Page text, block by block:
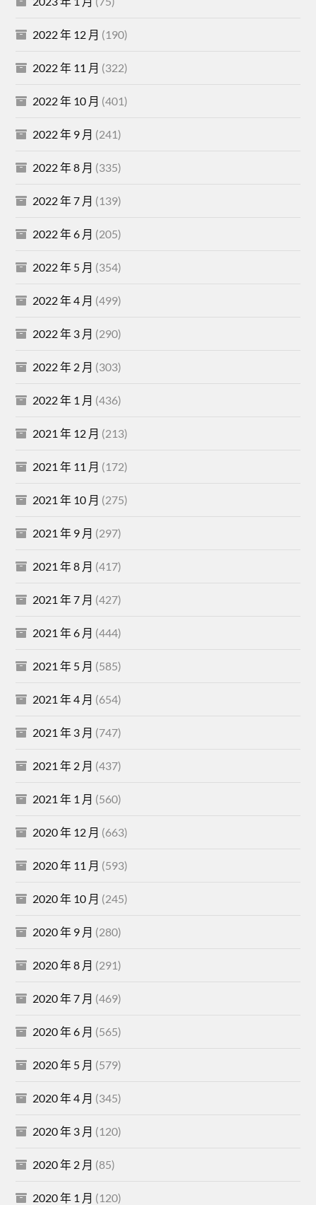
2022 年 12 月 (190)
2022 年 11 月 (322)
2022 年 10 月 (401)
2022 年 9 月 (241)
2022 年 8 月 (335)
2022 年 7 月 (139)
2022 年 6 月 (205)
2022 年 5 月 (354)
2022 年 4 月 (499)
2022 年 3 月 (290)
2022 年 2 月 (303)
2022 年 1 月 (436)
2021 年 12 月 (213)
2021 年 11 月 (172)
2021 年 10 月 (275)
2021 年 9 月 (297)
2021 年 8 月 (417)
2021 年 7 月 (427)
2021 年 6 月 (444)
2021 年 5 月 (585)
2021 年 4 月 (654)
2021 年 3 月 (747)
2021 年 2 月 (437)
2021 年 1 月 (560)
2020 年 12 月 (663)
2020 年 11 月 (593)
2020 年 10 月 (245)
2020 年 9 月 (280)
2020 年 8 月 (291)
2020 年 7 月 (469)
2020 年 6 月 (565)
2020 年 5 月 (579)
2020 年 4 月 (345)
2020 年 3 月 (120)
2020 年 2 月 (85)
2020 年 1 月 (120)